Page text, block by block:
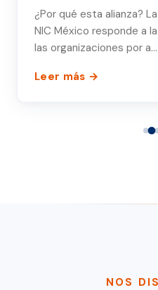
¿Por qué esta alianza?
NIC México responde a
las organizaciones por a…
Leer más →
NOS